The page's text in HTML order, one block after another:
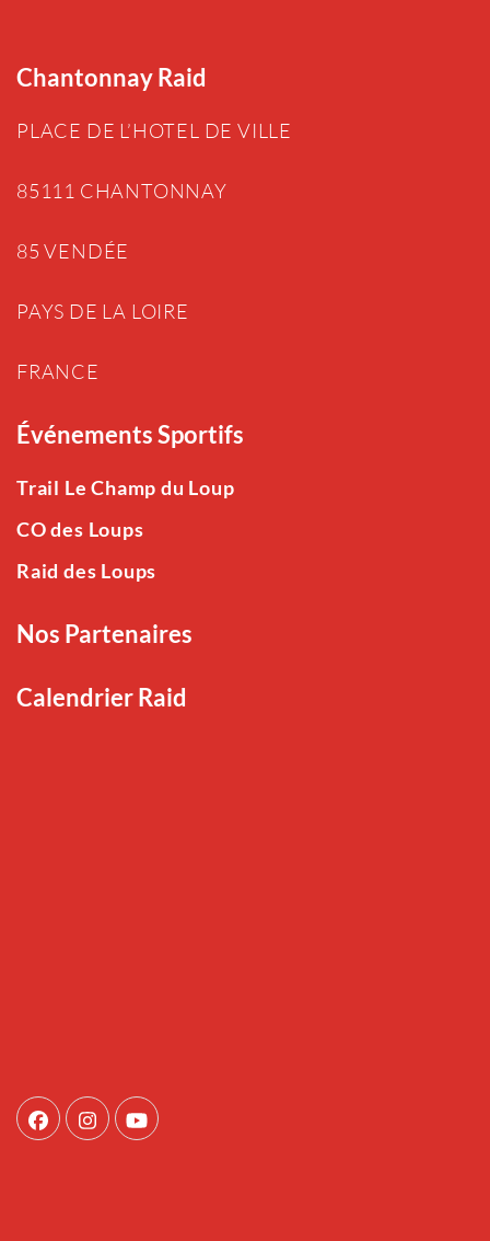
Chantonnay Raid
PLACE DE L’HOTEL DE VILLE
85111 CHANTONNAY
85 VENDÉE
PAYS DE LA LOIRE
FRANCE
Événements Sportifs
Trail Le Champ du Loup
CO des Loups
Raid des Loups
Nos Partenaires
Calendrier Raid